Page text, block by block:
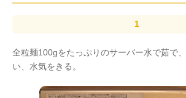
全粒麺100gをたっぷりのサーバー水で茹で
い、水気をきる。